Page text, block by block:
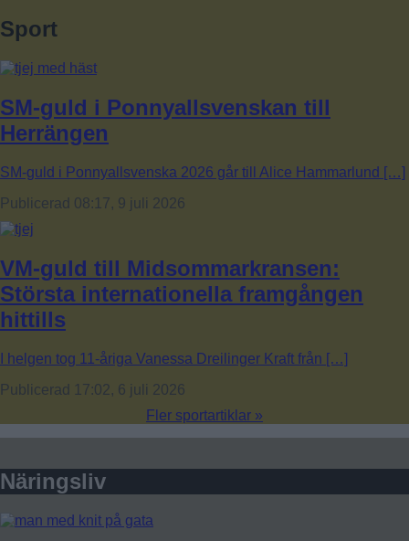
Sport
SM-guld i Ponnyallsvenskan till
Herrängen
SM-guld i Ponnyallsvenska 2026 går till Alice Hammarlund […]
Publicerad 08:17, 9 juli 2026
VM-guld till Midsommarkransen:
Största internationella framgången
hittills
I helgen tog 11-åriga Vanessa Dreilinger Kraft från […]
Publicerad 17:02, 6 juli 2026
Fler sportartiklar »
Näringsliv